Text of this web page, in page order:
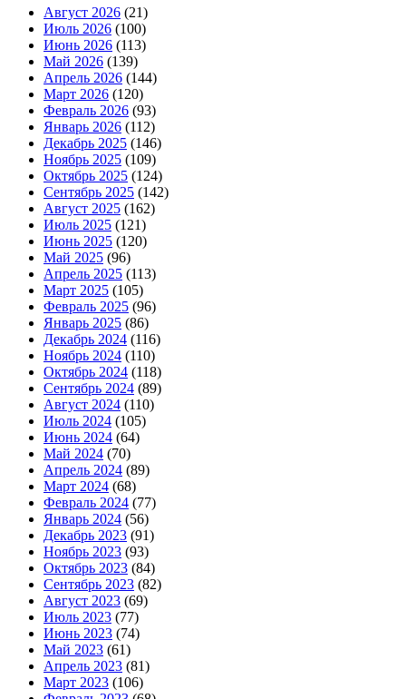
Август 2026 (21)
Июль 2026 (100)
Июнь 2026 (113)
Май 2026 (139)
Апрель 2026 (144)
Март 2026 (120)
Февраль 2026 (93)
Январь 2026 (112)
Декабрь 2025 (146)
Ноябрь 2025 (109)
Октябрь 2025 (124)
Сентябрь 2025 (142)
Август 2025 (162)
Июль 2025 (121)
Июнь 2025 (120)
Май 2025 (96)
Апрель 2025 (113)
Март 2025 (105)
Февраль 2025 (96)
Январь 2025 (86)
Декабрь 2024 (116)
Ноябрь 2024 (110)
Октябрь 2024 (118)
Сентябрь 2024 (89)
Август 2024 (110)
Июль 2024 (105)
Июнь 2024 (64)
Май 2024 (70)
Апрель 2024 (89)
Март 2024 (68)
Февраль 2024 (77)
Январь 2024 (56)
Декабрь 2023 (91)
Ноябрь 2023 (93)
Октябрь 2023 (84)
Сентябрь 2023 (82)
Август 2023 (69)
Июль 2023 (77)
Июнь 2023 (74)
Май 2023 (61)
Апрель 2023 (81)
Март 2023 (106)